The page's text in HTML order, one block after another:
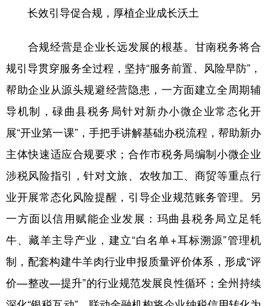
长效引导促合规，厚植企业成长沃土
合规经营是企业长远发展的根基。甘南税务将合
规引导贯穿服务全过程，坚持“服务前置、风险早防”，
帮助企业从源头规避经营隐患，一方面建立全周期辅
导机制，碌曲县税务局针对新办小微企业常态化开
展“开业第一课”，手把手讲解基础办税流程，帮助新办
主体快速适应合规要求；合作市税务局编制小微企业
涉税风险指引，针对文旅、农牧加工、商贸等重点行
业开展常态化风险提醒，引导企业规范账务管理。另
一方面以信用赋能企业发展：玛曲县税务局立足牦
牛、藏羊主导产业，建立“白名单+耳标溯源”管理机
制，配套构建牛羊肉行业申报质量评价体系，形成“评
价—整改—提升”的行业规范发展良性循环；全州持续